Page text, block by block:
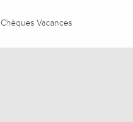
Chèques Vacances